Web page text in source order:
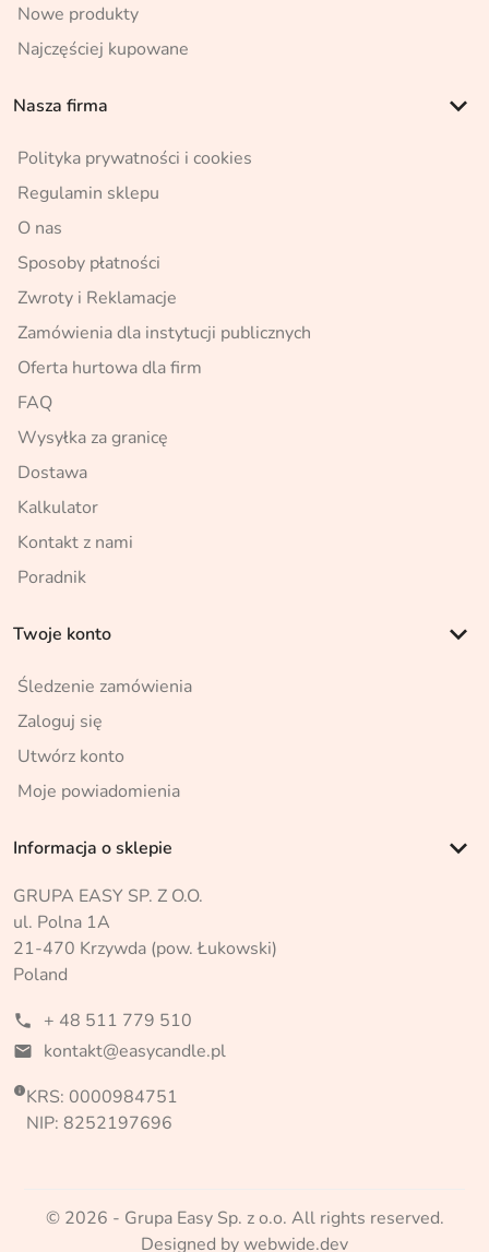
Nowe produkty
Najczęściej kupowane
Nasza firma keyboard_arrow_down
Polityka prywatności i cookies
Regulamin sklepu
O nas
Sposoby płatności
Zwroty i Reklamacje
Zamówienia dla instytucji publicznych
Oferta hurtowa dla firm
FAQ
Wysyłka za granicę
Dostawa
Kalkulator
Kontakt z nami
Poradnik
Twoje konto keyboard_arrow_down
Śledzenie zamówienia
Zaloguj się
Utwórz konto
Moje powiadomienia
Informacja o sklepie keyboard_arrow_down
GRUPA EASY SP. Z O.O.
ul. Polna 1A
21-470 Krzywda (pow. Łukowski)
Poland
phone + 48 511 779 510
mail kontakt@easycandle.pl
KRS: 0000984751
NIP: 8252197696
© 2026 - Grupa Easy Sp. z o.o. All rights reserved.
Designed by webwide.dev